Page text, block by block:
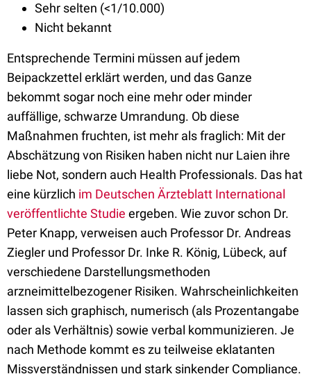
Sehr selten (<1/10.000)
Nicht bekannt
Entsprechende Termini müssen auf jedem
Beipackzettel erklärt werden, und das Ganze
bekommt sogar noch eine mehr oder minder
auffällige, schwarze Umrandung. Ob diese
Maßnahmen fruchten, ist mehr als fraglich: Mit der
Abschätzung von Risiken haben nicht nur Laien ihre
liebe Not, sondern auch Health Professionals. Das hat
eine kürzlich im Deutschen Ärzteblatt International
veröffentlichte Studie ergeben. Wie zuvor schon Dr.
Peter Knapp, verweisen auch Professor Dr. Andreas
Ziegler und Professor Dr. Inke R. König, Lübeck, auf
verschiedene Darstellungsmethoden
arzneimittelbezogener Risiken. Wahrscheinlichkeiten
lassen sich graphisch, numerisch (als Prozentangabe
oder als Verhältnis) sowie verbal kommunizieren. Je
nach Methode kommt es zu teilweise eklatanten
Missverständnissen und stark sinkender Compliance.